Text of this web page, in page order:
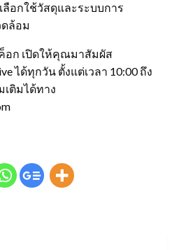
ลือกใช้วัสดุและระบบการ
ล้อม
อก เปิดให้คุณมาสัมผัส
ได้ทุกวัน ตั้งแต่เวลา 10:00 ถึง
เติมได้ทาง